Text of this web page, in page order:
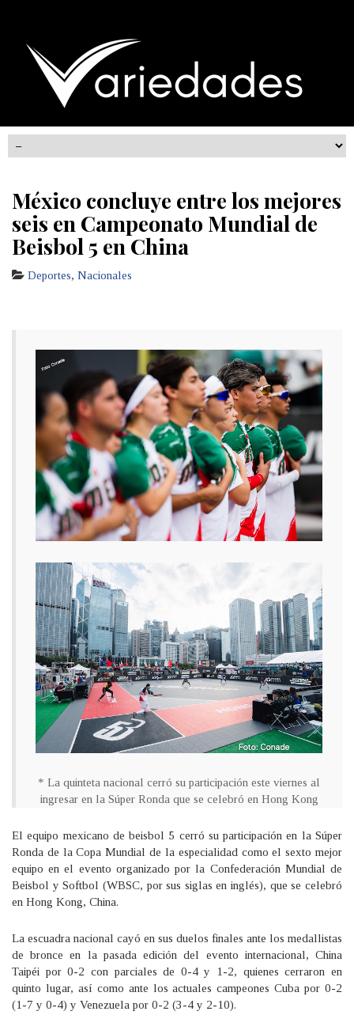
México concluye entre los mejores
seis en Campeonato Mundial de
Beisbol 5 en China
Deportes, Nacionales
* La quinteta nacional cerró su participación este viernes al
ingresar en la Súper Ronda que se celebró en Hong Kong
El equipo mexicano de beisbol 5 cerró su participación en la Súper
Ronda de la Copa Mundial de la especialidad como el sexto mejor
equipo en el evento organizado por la Confederación Mundial de
Beisbol y Softbol (WBSC, por sus siglas en inglés), que se celebró
en Hong Kong, China.
La escuadra nacional cayó en sus duelos finales ante los medallistas
de bronce en la pasada edición del evento internacional, China
Taipéi por 0-2 con parciales de 0-4 y 1-2, quienes cerraron en
quinto lugar, así como ante los actuales campeones Cuba por 0-2
(1-7 y 0-4) y Venezuela por 0-2 (3-4 y 2-10).